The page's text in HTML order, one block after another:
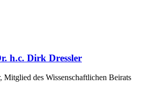
h.c. Dirk Dressler
Mitglied des Wissenschaftlichen Beirats